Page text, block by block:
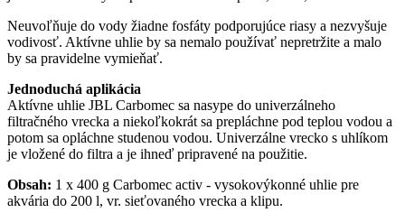
Neuvoľňuje do vody žiadne fosfáty podporujúce riasy a nezvyšuje
vodivosť. Aktívne uhlie by sa nemalo používať nepretržite a malo
by sa pravidelne vymieňať.
Jednoduchá aplikácia
Aktívne uhlie JBL Carbomec sa nasype do univerzálneho
filtračného vrecka a niekoľkokrát sa prepláchne pod teplou vodou a
potom sa opláchne studenou vodou. Univerzálne vrecko s uhlíkom
je vložené do filtra a je ihneď pripravené na použitie.
Obsah: 1 x 400 g Carbomec activ - vysokovýkonné uhlie pre
akvária do 200 l, vr. sieťovaného vrecka a klipu.